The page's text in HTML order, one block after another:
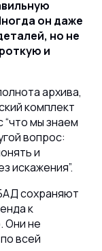
он даже
но не
и
архива,
комплект
мы знаем
вопрос:
и
искажения”.
сохраняют
к
Они не
всей